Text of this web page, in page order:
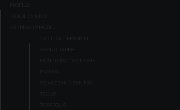
TUTTI GLI IMMOBILI
MONTEGROTTO TERME
TORREGLIA